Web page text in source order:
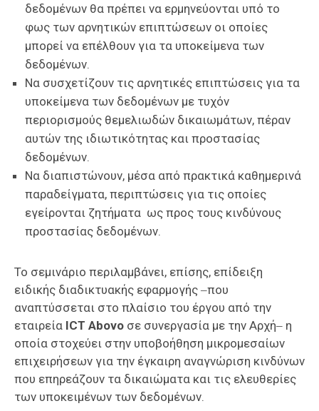
δεδομένων θα πρέπει να ερμηνεύονται υπό το
φως των αρνητικών επιπτώσεων οι οποίες
μπορεί να επέλθουν για τα υποκείμενα των
δεδομένων.
Να συσχετίζουν τις αρνητικές επιπτώσεις για τα
υποκείμενα των δεδομένων με τυχόν
περιορισμούς θεμελιωδών δικαιωμάτων, πέραν
αυτών της ιδιωτικότητας και προστασίας
δεδομένων.
Να διαπιστώνουν, μέσα από πρακτικά καθημερινά
παραδείγματα, περιπτώσεις για τις οποίες
εγείρονται ζητήματα ως προς τους κινδύνους
προστασίας δεδομένων.
Το σεμινάριο περιλαμβάνει, επίσης, επίδειξη
ειδικής διαδικτυακής εφαρμογής ‒που
αναπτύσσεται στο πλαίσιο του έργου από την
εταιρεία ICT Abovo σε συνεργασία με την Αρχή‒ η
οποία στοχεύει στην υποβοήθηση μικρομεσαίων
επιχειρήσεων για την έγκαιρη αναγνώριση κινδύνων
που επηρεάζουν τα δικαιώματα και τις ελευθερίες
των υποκειμένων των δεδομένων.